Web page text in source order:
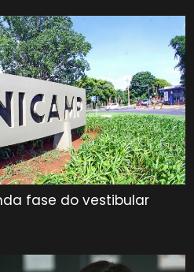
fase do vestibular